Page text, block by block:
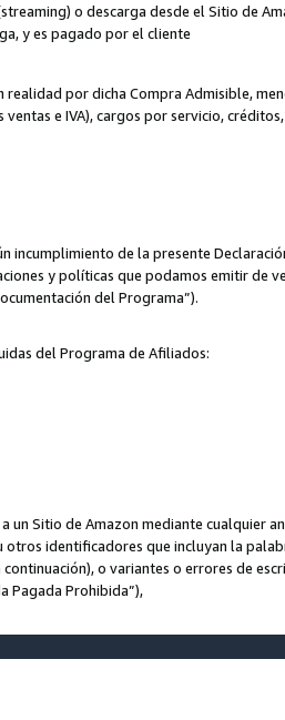
o descarga desde el Sitio de
y es pagado por el cliente
por dicha Compra Admisible,
e IVA), cargos por servicio,
incumplimiento de la presente
y políticas que podamos emitir de
del Programa”).
del Programa de Afiliados:
Sitio de Amazon mediante cualquier
identificadores que incluyan la
o variantes o errores de
Pagada Prohibida”),